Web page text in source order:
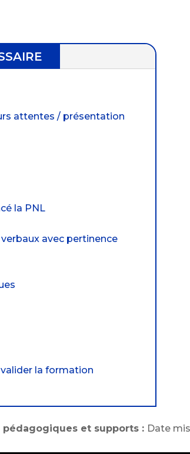
attentes / présentation
la PNL
avec pertinence
la formation
et supports : Date